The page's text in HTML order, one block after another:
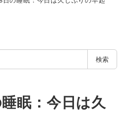
検索
眠：今日は久